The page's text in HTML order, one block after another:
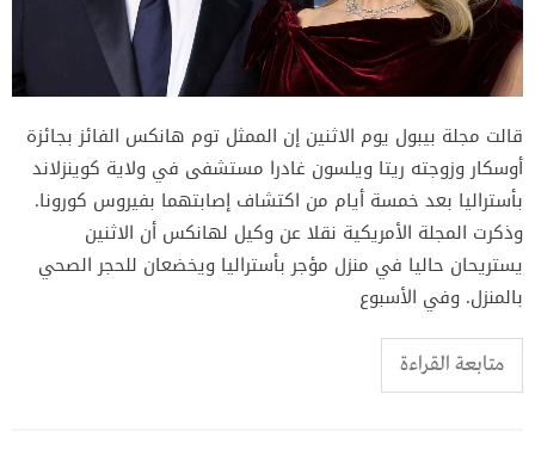
قالت مجلة بيبول يوم الاثنين إن الممثل توم هانكس الفائز بجائزة
أوسكار وزوجته ريتا ويلسون غادرا مستشفى في ولاية كوينزلاند
بأستراليا بعد خمسة أيام من اكتشاف إصابتهما بفيروس كورونا.
وذكرت المجلة الأمريكية نقلا عن وكيل لهانكس أن الاثنين
يستريحان حاليا في منزل مؤجر بأستراليا ويخضعان للحجر الصحي
بالمنزل. وفي الأسبوع
متابعة القراءة